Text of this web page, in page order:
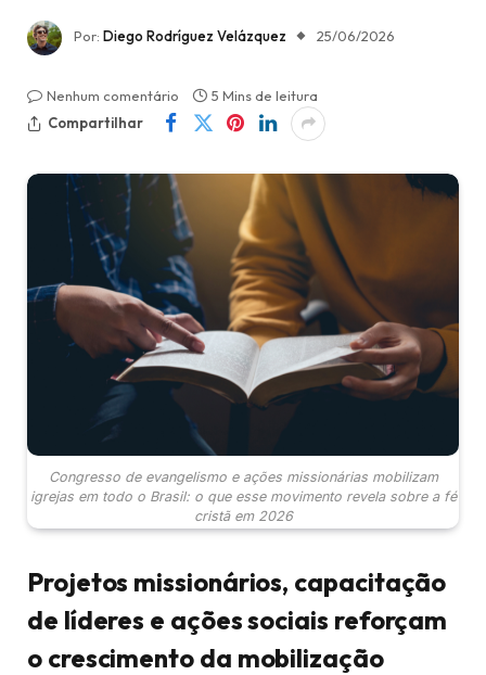
Por: Diego Rodríguez Velázquez 25/06/2026
Nenhum comentário
5 Mins de leitura
Compartilhar
Congresso de evangelismo e ações missionárias mobilizam
igrejas em todo o Brasil: o que esse movimento revela sobre a fé
cristã em 2026
Projetos missionários, capacitação
de líderes e ações sociais reforçam
o crescimento da mobilização